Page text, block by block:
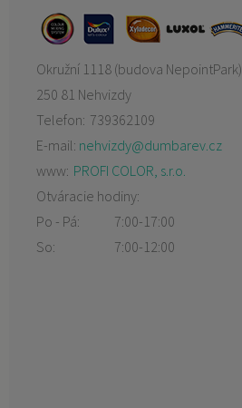
Okružní 1118 (budova NepointPark)
250 81 Nehvizdy
Telefon: 739362109
E-mail: nehvizdy@dumbarev.cz
www: PROFI COLOR, s.r.o.
Otváracie hodiny:
Po - Pá:
7:00-17:00
So:
7:00-12:00